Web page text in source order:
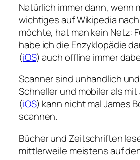
Natürlich immer dann, wenn
wichtiges auf Wikipedia
möchte, hat man kein Netz:
habe ich die Enzyklopädie
(iOS) auch offline immer
Scanner sind unhandlich
Schneller und mobiler als mit
(iOS) kann nicht mal James
scannen.
Bücher und Zeitschriften
mittlerweile meistens auf